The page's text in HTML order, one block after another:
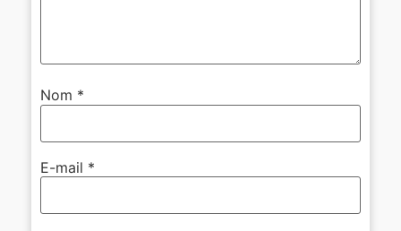
Nom *
E-mail *